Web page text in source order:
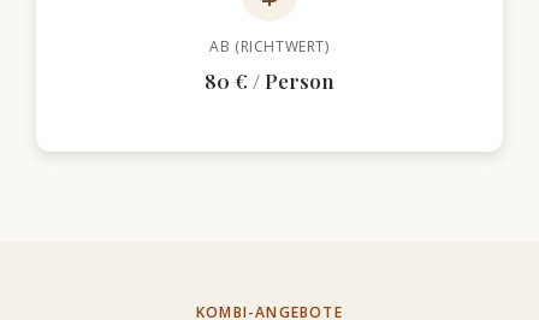
AB (RICHTWERT)
80 € / Person
KOMBI-ANGEBOTE